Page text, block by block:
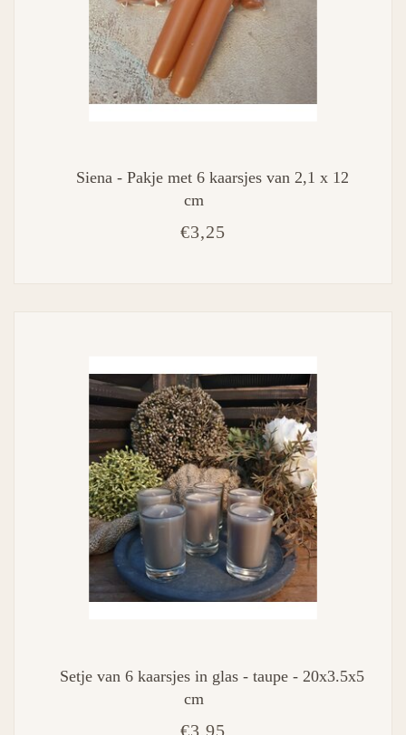
Siena - Pakje met 6 kaarsjes van 2,1 x 12
cm
€3,25
Setje van 6 kaarsjes in glas - taupe - 20x3.5x5
cm
€3,95